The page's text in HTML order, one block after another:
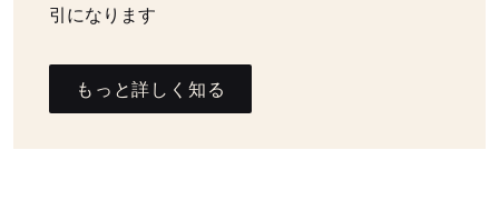
引になります
もっと詳しく知る